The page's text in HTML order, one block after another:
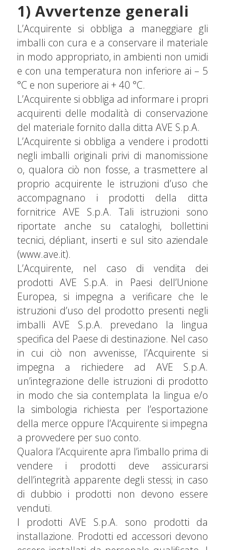
1) Avvertenze generali
L’Acquirente si obbliga a maneggiare gli
imballi con cura e a conservare il materiale
in modo appropriato, in ambienti non umidi
e con una temperatura non inferiore ai – 5
°C e non superiore ai + 40 °C.
L’Acquirente si obbliga ad informare i propri
acquirenti delle modalità di conservazione
del materiale fornito dalla ditta AVE S.p.A.
L’Acquirente si obbliga a vendere i prodotti
negli imballi originali privi di manomissione
o, qualora ciò non fosse, a trasmettere al
proprio acquirente le istruzioni d’uso che
accompagnano i prodotti della ditta
fornitrice AVE S.p.A. Tali istruzioni sono
riportate anche su cataloghi, bollettini
tecnici, dépliant, inserti e sul sito aziendale
(www.ave.it).
L’Acquirente, nel caso di vendita dei
prodotti AVE S.p.A. in Paesi dell’Unione
Europea, si impegna a verificare che le
istruzioni d’uso del prodotto presenti negli
imballi AVE S.p.A. prevedano la lingua
specifica del Paese di destinazione. Nel caso
in cui ciò non avvenisse, l’Acquirente si
impegna a richiedere ad AVE S.p.A.
un’integrazione delle istruzioni di prodotto
in modo che sia contemplata la lingua e/o
la simbologia richiesta per l’esportazione
della merce oppure l’Acquirente si impegna
a provvedere per suo conto.
Qualora l’Acquirente apra l’imballo prima di
vendere i prodotti deve assicurarsi
dell’integrità apparente degli stessi; in caso
di dubbio i prodotti non devono essere
venduti.
I prodotti AVE S.p.A. sono prodotti da
installazione. Prodotti ed accessori devono